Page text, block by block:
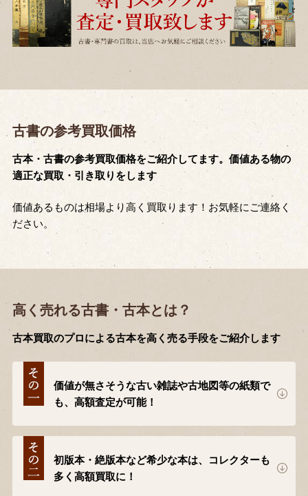
古書の参考買取価格
古本・古書の参考買取価格をご紹介してます。価値ある物の
適正な買取・引き取りをします
価値あるものは相場より高く買取ります！お気軽にご連絡く
ださい。
高く売れる古書・古本とは？
古本買取のプロによる古本を高く売る手段をご紹介します
価値が無さそうな古い雑誌や古地図等の紙類で
も、高額査定が可能！
初版本・絶版本など希少な本は、コレクターも
多く高額買取に！